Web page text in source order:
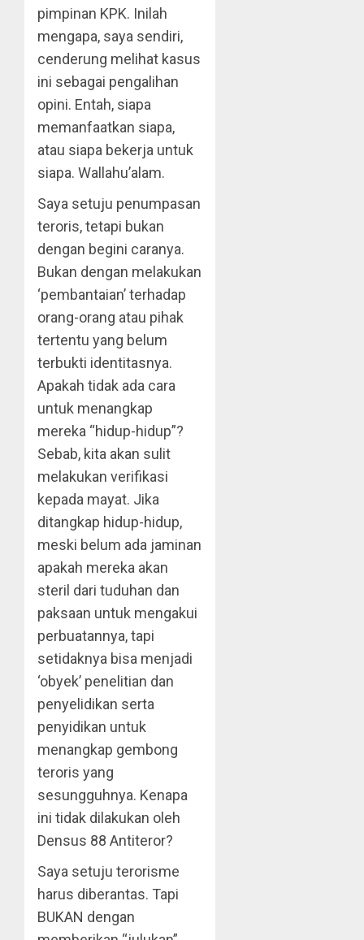
pimpinan KPK. Inilah
mengapa, saya sendiri,
cenderung melihat kasus
ini sebagai pengalihan
opini. Entah, siapa
memanfaatkan siapa,
atau siapa bekerja untuk
siapa. Wallahu’alam.
Saya setuju penumpasan
teroris, tetapi bukan
dengan begini caranya.
Bukan dengan melakukan
‘pembantaian’ terhadap
orang-orang atau pihak
tertentu yang belum
terbukti identitasnya.
Apakah tidak ada cara
untuk menangkap
mereka “hidup-hidup”?
Sebab, kita akan sulit
melakukan verifikasi
kepada mayat. Jika
ditangkap hidup-hidup,
meski belum ada jaminan
apakah mereka akan
steril dari tuduhan dan
paksaan untuk mengakui
perbuatannya, tapi
setidaknya bisa menjadi
‘obyek’ penelitian dan
penyelidikan serta
penyidikan untuk
menangkap gembong
teroris yang
sesungguhnya. Kenapa
ini tidak dilakukan oleh
Densus 88 Antiteror?
Saya setuju terorisme
harus diberantas. Tapi
BUKAN dengan